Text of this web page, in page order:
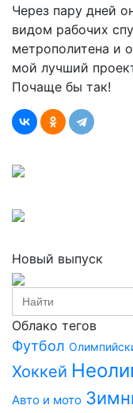
Через пару дней
видом рабочих
метрополитена и
мой лучший
Почаще бы так!
Новый выпуск
Search
for:
Облако тегов
Футбол
Хоккей
Авто и мото